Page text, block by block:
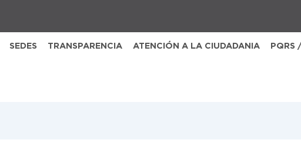
SEDES TRANSPARENCIA ATENCIÓN A LA CIUDADANIA PQRS